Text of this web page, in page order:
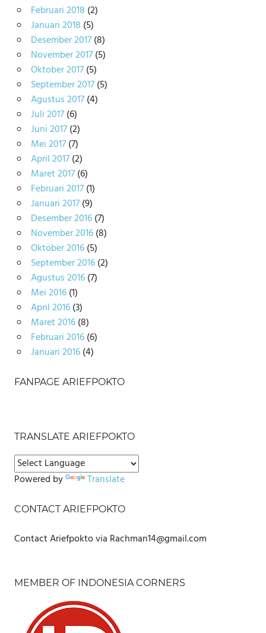
Februari 2018 (2)
Januari 2018 (5)
Desember 2017(8)
November 2017(5)
Oktober 2017(5)
September 2017(5)
Agustus 2017(4)
Juli 2017(6)
Juni 2017(2)
Mei 2017(7)
April 2017(2)
Maret 2017(6)
Februari 2017(1)
Januari 2017(9)
Desember 2016(7)
November 2016(8)
Oktober 2016(5)
September 2016(2)
Agustus 2016(7)
Mei 2016(1)
April 2016(3)
Maret 2016(8)
Februari 2016(6)
Januari 2016(4)
FANPAGE ARIEFPOKTO
TRANSLATE ARIEFPOKTO
Powered by Translate
CONTACT ARIEFPOKTO
Contact Ariefpokto via Rachman14@gmail.com
MEMBER OF INDONESIA CORNERS